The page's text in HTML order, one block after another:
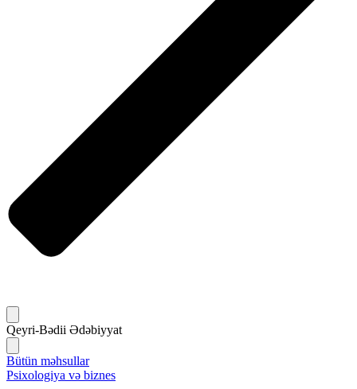
Qeyri-Bədii Ədəbiyyat
Bütün məhsullar
Psixologiya və biznes